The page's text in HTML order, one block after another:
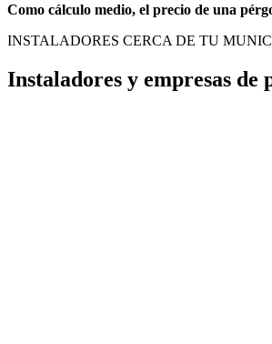
Como cálculo medio, el precio de una
INSTALADORES CERCA DE TU
Instaladores y empresas de